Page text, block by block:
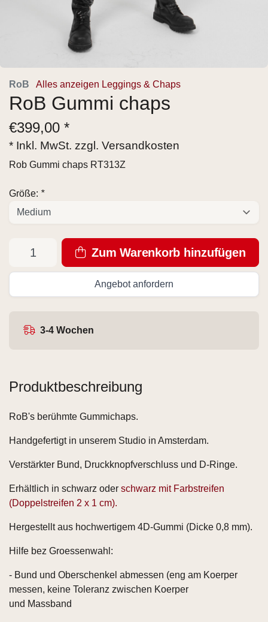
RoB Alles anzeigen Leggings & Chaps
RoB Gummi chaps
€399,00 *
* Inkl. MwSt. zzgl. Versandkosten
Rob Gummi chaps RT313Z
Größe: *
Zum Warenkorb hinzufügen
Angebot anfordern
3-4 Wochen
Produktbeschreibung
RoB's berühmte Gummichaps.
Handgefertigt in unserem Studio in Amsterdam.
Verstärkter Bund, Druckknopfverschluss und D-Ringe.
Erhältlich in schwarz oder schwarz mit Farbstreifen
(Doppelstreifen 2 x 1 cm).
Hergestellt aus hochwertigem 4D-Gummi (Dicke 0,8 mm).
Hilfe bez Groessenwahl:
- Bund und Oberschenkel abmessen (eng am Koerper
messen, keine Toleranz zwischen Koerper
und Massband